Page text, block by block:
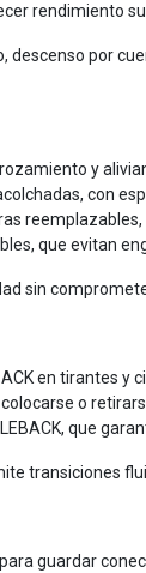
rendimiento
descenso por
y
con
que evitan
sin
en tirantes
o
que
transiciones
guardar